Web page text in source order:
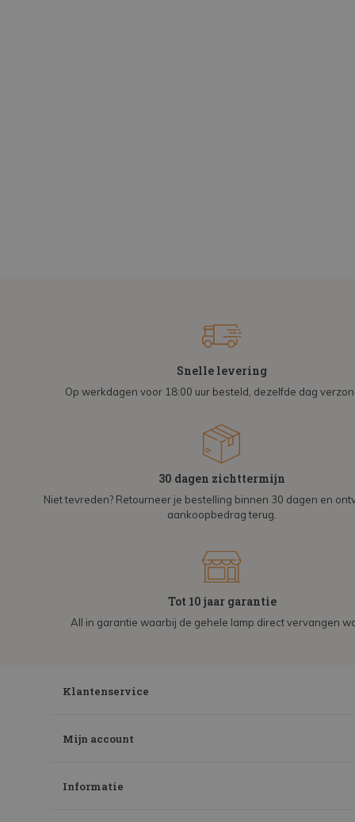
Snelle levering
Op werkdagen voor 18:00 uur besteld, dezelfde dag
30 dagen zichttermijn
Niet tevreden? Retourneer je bestelling binnen 30 dagen en
aankoopbedrag terug.
Tot 10 jaar garantie
All in garantie waarbij de gehele lamp direct vervangen
Klantenservice
Mijn account
Informatie